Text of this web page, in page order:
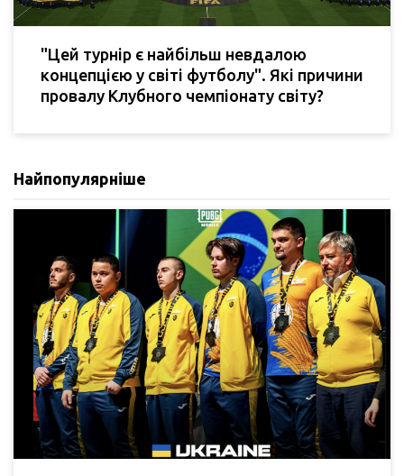
"Цей турнір є найбільш невдалою
концепцією у світі футболу". Які причини
провалу Клубного чемпіонату світу?
Найпопулярніше